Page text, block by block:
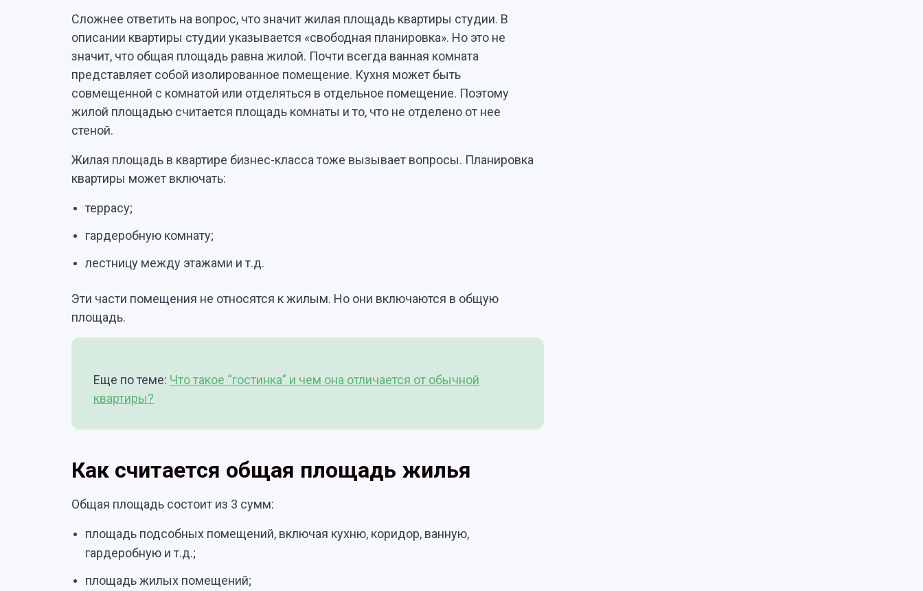
Сложнее ответить на вопрос, что значит жилая площадь квартиры студии. В
описании квартиры студии указывается «свободная планировка». Но это не
значит, что общая площадь равна жилой. Почти всегда ванная комната
представляет собой изолированное помещение. Кухня может быть
совмещенной с комнатой или отделяться в отдельное помещение. Поэтому
жилой площадью считается площадь комнаты и то, что не отделено от нее
стеной.
Жилая площадь в квартире бизнес-класса тоже вызывает вопросы. Планировка
квартиры может включать:
террасу;
гардеробную комнату;
лестницу между этажами и т.д.
Эти части помещения не относятся к жилым. Но они включаются в общую
площадь.
Еще по теме: Что такое “гостинка” и чем она отличается от обычной
квартиры?
Как считается общая площадь жилья
Общая площадь состоит из 3 сумм:
площадь подсобных помещений, включая кухню, коридор, ванную,
гардеробную и т.д.;
площадь жилых помещений;